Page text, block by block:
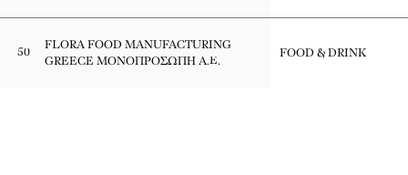
50
FLORA FOOD MANUFACTURING
GREECE ΜΟΝΟΠΡΟΣΩΠΗ Α.Ε.
FOOD & DRINK